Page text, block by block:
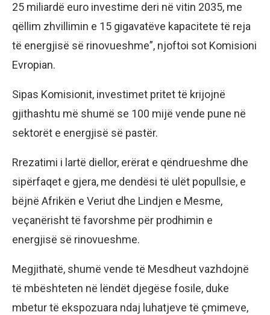
25 miliardë euro investime deri në vitin 2035, me
qëllim zhvillimin e 15 gigavatëve kapacitete të reja
të energjisë së rinovueshme”, njoftoi sot Komisioni
Evropian.
Sipas Komisionit, investimet pritet të krijojnë
gjithashtu më shumë se 100 mijë vende pune në
sektorët e energjisë së pastër.
Rrezatimi i lartë diellor, erërat e qëndrueshme dhe
sipërfaqet e gjera, me dendësi të ulët popullsie, e
bëjnë Afrikën e Veriut dhe Lindjen e Mesme,
veçanërisht të favorshme për prodhimin e
energjisë së rinovueshme.
Megjithatë, shumë vende të Mesdheut vazhdojnë
të mbështeten në lëndët djegëse fosile, duke
mbetur të ekspozuara ndaj luhatjeve të çmimeve,